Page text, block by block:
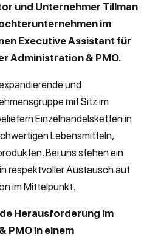
und Unternehmer Tillman
im
Executive Assistant für
Administration & PMO.
und
mit Sitz im
Einzelhandelsketten in
Lebensmitteln,
Bei uns stehen ein
respektvoller Austausch auf
im Mittelpunkt.
Herausforderung im
PMO in einem